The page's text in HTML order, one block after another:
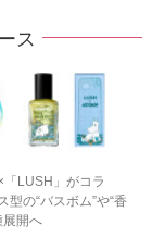
ス
「LUSH」がコラ
の“バスボム”や“香
展開へ